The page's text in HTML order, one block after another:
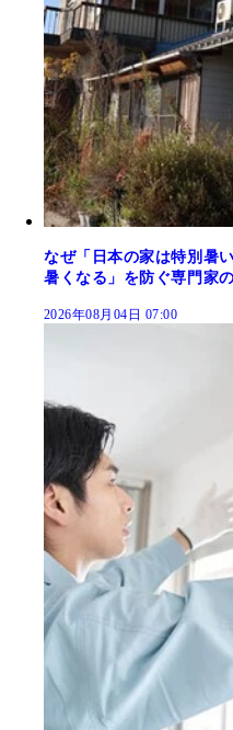
なぜ「日本の家は特別暑
暑くなる」を防ぐ専門家
2026年08月04日 07:00